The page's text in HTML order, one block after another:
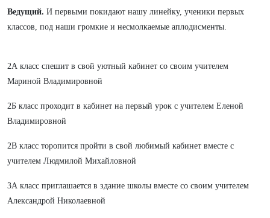
Ведущий. И первыми покидают нашу линейку, ученики первых
классов, под наши громкие и несмолкаемые аплодисменты.
2А класс спешит в свой уютный кабинет со своим учителем
Мариной Владимировной
2Б класс проходит в кабинет на первый урок с учителем Еленой
Владимировной
2В класс торопится пройти в свой любимый кабинет вместе с
учителем Людмилой Михайловной
3А класс приглашается в здание школы вместе со своим учителем
Александрой Николаевной